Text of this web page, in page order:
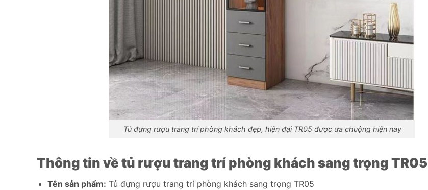
Tủ đựng rượu trang trí phòng khách đẹp, hiện đại TR05 được ưa chuộng hiện nay
Thông tin về tủ rượu trang trí phòng khách sang trọng TR05
Tên sản phẩm: Tủ đựng rượu trang trí phòng khách sang trọng TR05